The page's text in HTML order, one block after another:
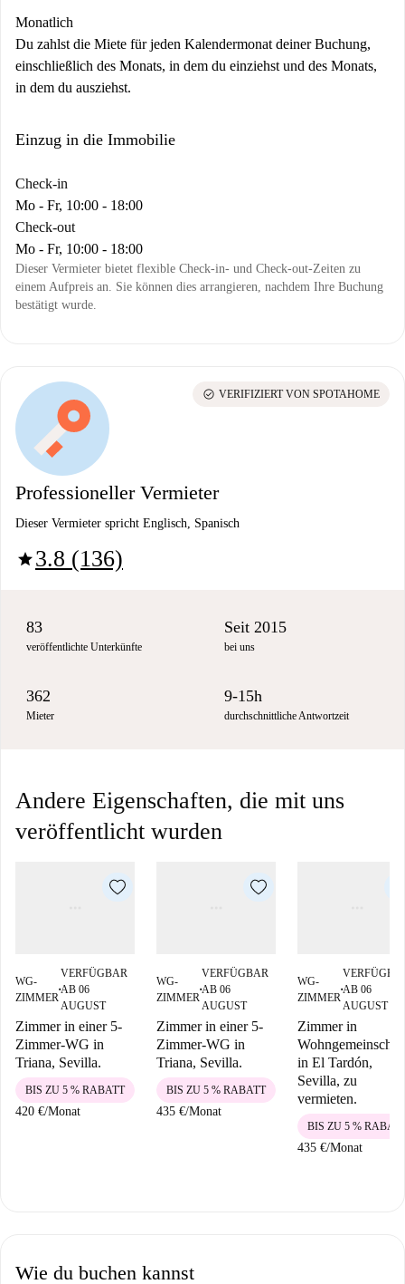
Monatlich
Du zahlst die Miete für jeden Kalendermonat deiner Buchung,
einschließlich des Monats, in dem du einziehst und des Monats,
in dem du ausziehst.
Einzug in die Immobilie
Check-in
Mo - Fr, 10:00 - 18:00
Check-out
Mo - Fr, 10:00 - 18:00
Dieser Vermieter bietet flexible Check-in- und Check-out-Zeiten zu
einem Aufpreis an. Sie können dies arrangieren, nachdem Ihre Buchung
bestätigt wurde.
Professioneller Vermieter
Dieser Vermieter spricht Englisch, Spanisch
star3.8 (136)
check_circle VERIFIZIERT VON SPOTAHOME
83
veröffentlichte Unterkünfte
Seit 2015
bei uns
362
Mieter
9-15h
durchschnittliche Antwortzeit
Andere Eigenschaften, die mit uns
veröffentlicht wurden
WG-
ZIMMER
■
VERFÜGBAR
AB 06
AUGUST
Zimmer in einer 5-
Zimmer-WG in
Triana, Sevilla.
420 €/Monat
BIS ZU 5 % RABATT
WG-
ZIMMER
■
VERFÜGBAR
AB 06
AUGUST
Zimmer in einer 5-
Zimmer-WG in
Triana, Sevilla.
435 €/Monat
BIS ZU 5 % RABATT
WG-
ZIMMER
■AB 06
AUGUST
Zimmer in
in El Tardón,
Sevilla, zu
vermieten.
435 €/Monat
BIS ZU 5 %
Wie du buchen kannst